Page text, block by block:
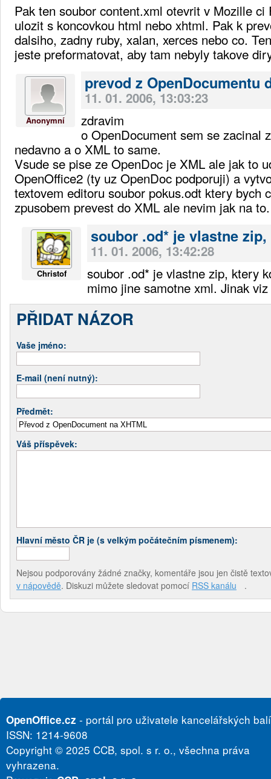
Pak ten soubor content.xml otevrit v Mozille ci
ulozit s koncovkou html nebo xhtml. Pak k
dalsiho, zadny ruby, xalan, xerces nebo co.
jeste preformatovat, aby tam nebyly takove
Anonymní
prevod z OpenDocumentu
11. 01. 2006, 13:03:23
zdravim
o OpenDocument sem se zacinal
nedavno a o XML to same.
Vsude se pise ze OpenDoc je XML ale jak to
OpenOffice2 (ty uz OpenDoc podporuji) a
textovem editoru soubor pokus.odt ktery bych
zpusobem prevest do XML ale nevim jak na
Christof
soubor .od* je vlastne zip,
11. 01. 2006, 13:42:28
soubor .od* je vlastne zip, ktery
mimo jine samotne xml. Jinak
PŘIDAT NÁZOR
Vaše jméno:
E-mail (není nutný):
Předmět:
Váš příspěvek:
Hlavní město ČR je (s velkým počátečním písmenem):
Nejsou podporovány žádné značky, komentáře jsou jen čistě
v nápovědě. Diskuzi můžete sledovat pomocí RSS kanálu .
OpenOffice.cz - portál pro uživatele kancelářských
ISSN: 1214-9608
Copyright © 2025 CCB, spol. s r. o., všechna práva
vyhrazena.